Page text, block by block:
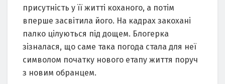
присутність у її житті коханого, а потім
вперше засвітила його. На кадрах закохані
палко цілуються під дощем. Блогерка
зізналася, що саме така погода стала для неї
символом початку нового етапу життя поруч
з новим обранцем.